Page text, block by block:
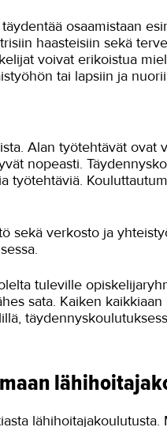
osaamistaan
haasteisiin sekä
voivat erikoistua
tai lapsiin ja
Alan työtehtävät ovat
nopeasti.
työtehtäviä.
sekä verkosto ja
tuleville
sata. Kaiken